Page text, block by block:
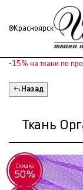
Красноярск
-15% на ткани по
Назад
Ткань
Скидка
50%